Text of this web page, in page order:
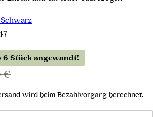
6 Stück angewandt!
€
wird beim Bezahlvorgang berechnet.